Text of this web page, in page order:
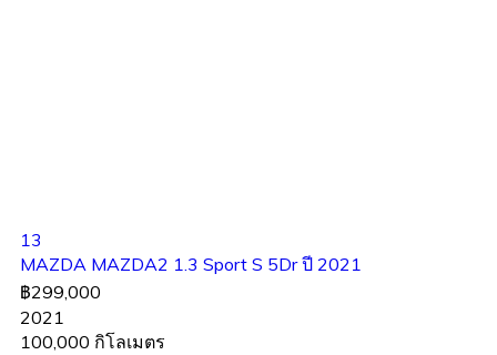
13
MAZDA MAZDA2 1.3 Sport S 5Dr ปี 2021
฿299,000
2021
100,000 กิโลเมตร